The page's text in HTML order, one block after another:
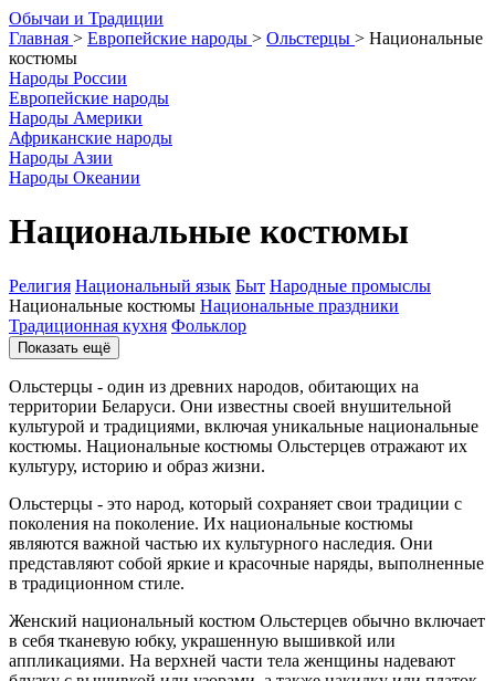
Обычаи и Традиции
Главная > Европейские народы > Ольстерцы > Национальные
костюмы
Народы России
Европейские народы
Народы Америки
Африканские народы
Народы Азии
Народы Океании
Национальные костюмы
Религия Национальный язык Быт Народные промыслы
Национальные костюмы Национальные праздники
Традиционная кухня Фольклор
Показать ещё
Ольстерцы - один из древних народов, обитающих на
территории Беларуси. Они известны своей внушительной
культурой и традициями, включая уникальные национальные
костюмы. Национальные костюмы Ольстерцев отражают их
культуру, историю и образ жизни.
Ольстерцы - это народ, который сохраняет свои традиции с
поколения на поколение. Их национальные костюмы
являются важной частью их культурного наследия. Они
представляют собой яркие и красочные наряды, выполненные
в традиционном стиле.
Женский национальный костюм Ольстерцев обычно включает
в себя тканевую юбку, украшенную вышивкой или
аппликациями. На верхней части тела женщины надевают